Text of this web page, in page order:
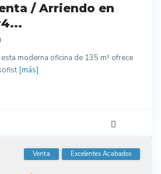
/ Arriendo en
moderna oficina de 135 m² ofrece
[más]
Venta Excelentes Acabados